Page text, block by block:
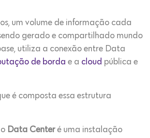
um volume de informação cada
gerado e compartilhado mundo
utiliza a conexão entre Data
de borda e a cloud pública e
é composta essa estrutura
Data Centeré uma instalação